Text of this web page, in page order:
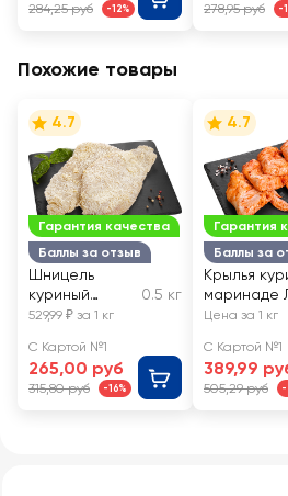
284,25 руб -12% 278,95 руб -
Похожие товары
Гарантия качества
Баллы за отзыв
4.7
Шницель
куриный
ЛЕНТА FRESH
0.5 кг
529,99 ₽ за 1 кг
С Картой №1
265,00 руб
315,80 руб -16%
Гарантия
Баллы за
4.7
Крылья
маринаде
FRESH
Цена за 1 кг
С Картой №1
389,99
505,29 руб -